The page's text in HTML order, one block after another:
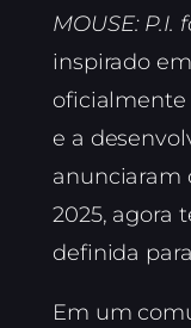
MOUSE: P.I.
inspirado
oficialmente
e a
anunciaram
2025, agora
definida
Em um